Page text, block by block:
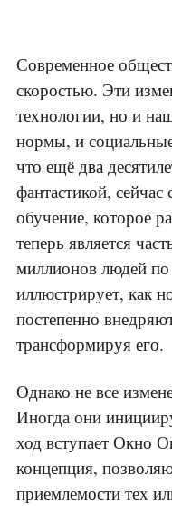
Современное
скоростью. Эти
технологии, но и
нормы, и
что ещё два
фантастикой,
обучение, которое
теперь является
миллионов людей
иллюстрирует, как
постепенно
трансформируя его.
Однако не все
Иногда они
ход вступает Окно
концепция,
приемлемости тех